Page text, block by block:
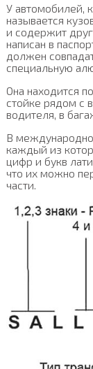
У автомобилей,
называется
и содержит
написан в
должен
специальную
Она находится
стойке рядом с
водителя, в
В
каждый из
цифр и букв
что их можно
части.